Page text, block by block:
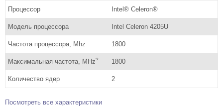
Процессор Intel® Celeron®
Модель процессора Intel Celeron 4205U
Частота процессора, Mhz 1800
Максимальная частота, MHz? 1800
Количество ядер 2
Посмотреть все характеристики